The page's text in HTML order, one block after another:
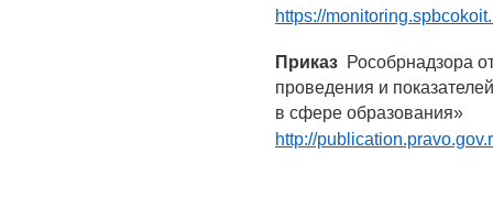
https://
Приказ Рособрнадзора
проведения и
в сфере образования»
http://